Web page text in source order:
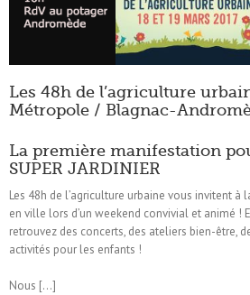
Les 48h de l’agriculture
Métropole / Blagnac-
La première manifestation
SUPER JARDINIER
Les 48h de l’agriculture urbaine vous invitent à
en ville lors d’un weekend convivial et animé !
retrouvez des concerts, des ateliers bien-être,
activités pour les enfants !
Nous […]